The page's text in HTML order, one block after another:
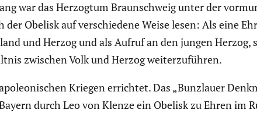
war das Herzogtum Braun­schweig unter der
der Obelisk auf verschie­dene Weise lesen: Als eine
und Herzog und als Aufruf an den jungen Herzog,
zwischen Volk und Herzog weiter­zu­führen.
Kriegen errichtet. Das „Bunzlauer
durch Leo von Klenze ein Obelisk zu Ehren im